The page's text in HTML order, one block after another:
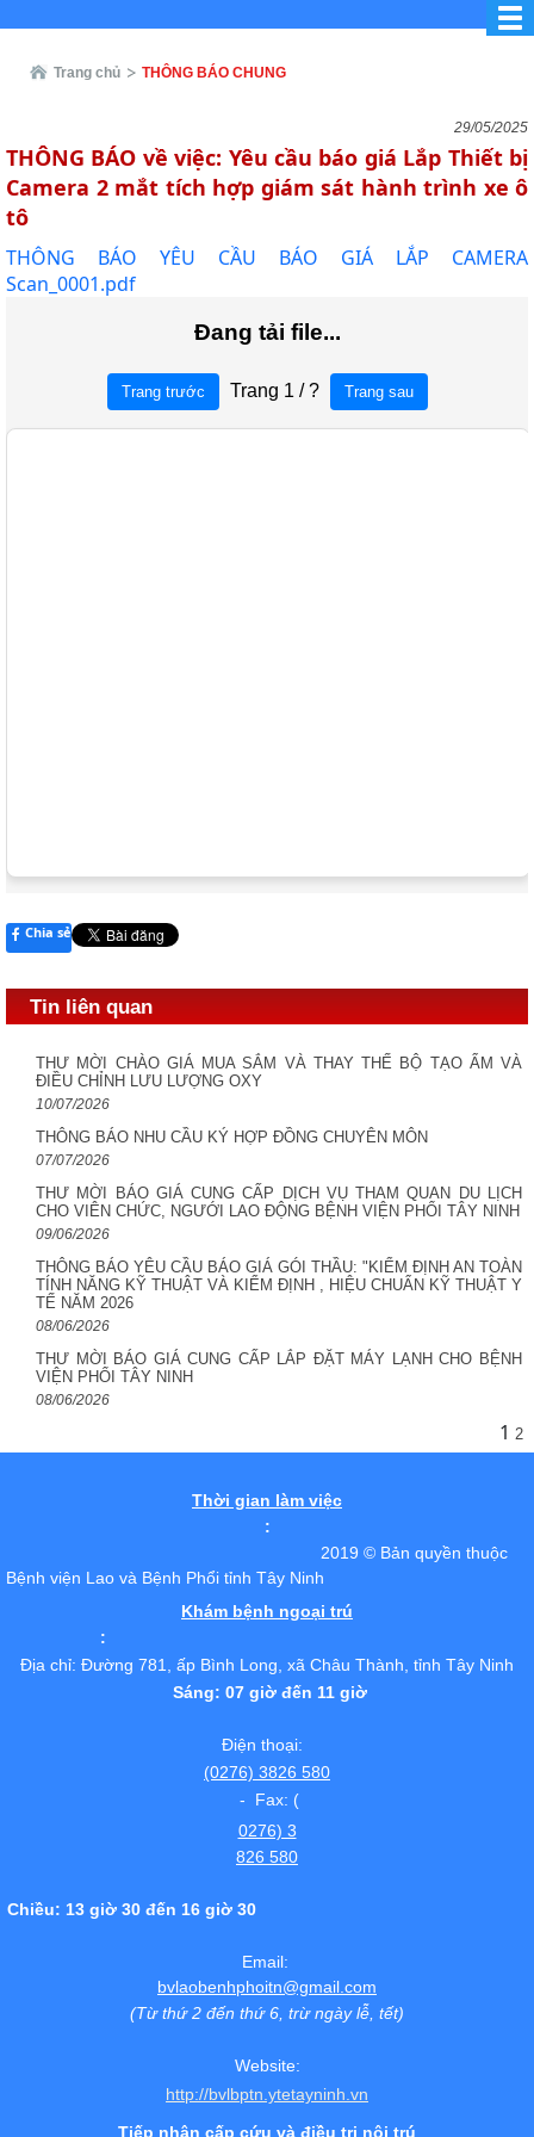
Trang chủ THÔNG BÁO CHUNG
29/05/2025
THÔNG BÁO về việc: Yêu cầu báo giá Lắp Thiết bị
Camera 2 mắt tích hợp giám sát hành trình xe ô
tô
THÔNG BÁO YÊU CẦU BÁO GIÁ LẮP CAMERA
Scan_0001.pdf
Chia sẻ
Tin liên quan
THƯ MỜI CHÀO GIÁ MUA SẮM VÀ THAY THẾ BỘ TẠO ẨM VÀ
ĐIỀU CHỈNH LƯU LƯỢNG OXY
10/07/2026
THÔNG BÁO NHU CẦU KÝ HỢP ĐỒNG CHUYÊN MÔN
07/07/2026
THƯ MỜI BÁO GIÁ CUNG CẤP DỊCH VỤ THAM QUAN DU LỊCH
CHO VIÊN CHỨC, NGƯỚI LAO ĐỘNG BỆNH VIỆN PHỔI TÂY NINH
09/06/2026
THÔNG BÁO YÊU CẦU BÁO GIÁ GÓI THẦU: "KIỂM ĐỊNH AN TOÀN
TÍNH NĂNG KỸ THUẬT VÀ KIỂM ĐỊNH , HIỆU CHUẨN KỸ THUẬT Y
TẾ NĂM 2026
08/06/2026
THƯ MỜI BÁO GIÁ CUNG CẤP LẮP ĐẶT MÁY LẠNH CHO BỆNH
VIỆN PHỔI TÂY NINH
08/06/2026
1 2
Thời gian làm việc
:
2019 © Bản quyền thuộc
Bệnh viện Lao và Bệnh Phổi tỉnh Tây Ninh
Khám bệnh ngoại trú
:
Địa chỉ: Đường 781, ấp Bình Long, xã Châu Thành, tỉnh Tây Ninh
Sáng: 07 giờ đến 11 giờ
Điện thoại:
(0276) 3826 580
- Fax: (
0276) 3
826 580
Chiều: 13 giờ 30 đến 16 giờ 30
Email:
bvlaobenhphoitn@gmail.com
(Từ thứ 2 đến thứ 6, trừ ngày lễ, tết)
Website:
http://bvlbptn.ytetayninh.vn
Tiếp nhận cấp cứu và điều trị nội trú